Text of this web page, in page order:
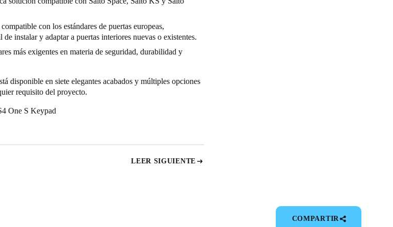
con los estándares de puertas europeas,
instalar y adaptar a puertas interiores nuevas o existentes.
más exigentes en materia de seguridad, durabilidad y
disponible en siete elegantes acabados y múltiples opciones
requisito del proyecto.
One S Keypad
LEER SIGUIENTE
COMPARTIR